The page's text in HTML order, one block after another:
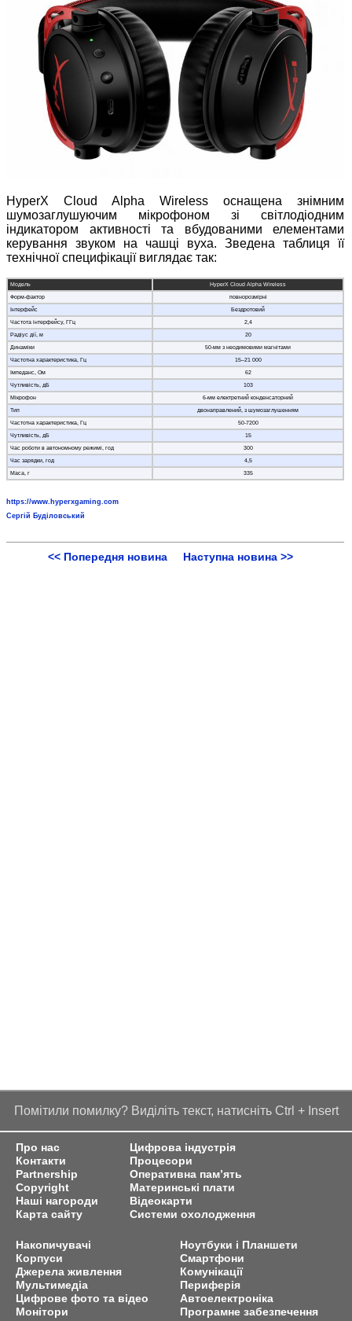
HyperX Cloud Alpha Wireless оснащена знімним
шумозаглушуючим мікрофоном зі світлодіодним
індикатором активності та вбудованими елементами
керування звуком на чашці вуха. Зведена таблиця її
технічної специфікації виглядає так:
Модель
HyperX Cloud Alpha Wireless
Форм-фактор
повнорозмірні
Інтерфейс
Бездротовий
Частота інтерфейсу, ГГц
2,4
Радіус дії, м
20
Динаміки
50-мм з неодимовими магнітами
Частотна характеристика, Гц
15–21 000
Імпеданс, Ом
62
Чутливість, дБ
103
Мікрофон
6-мм електретний конденсаторний
Тип
двонаправлений, з шумозаглушенням
Частотна характеристика, Гц
50-7200
Чутливість, дБ
15
Час роботи в автономному режимі, год
300
Час зарядки, год
4,5
Маса, г
335
https://www.hyperxgaming.com
Сергій Буділовський
<< Попередня новина Наступна новина >>
Помітили помилку? Виділіть текст, натисніть Ctrl + Insert
Про нас
Контакти
Partnership
Copyright
Наші нагороди
Карта сайту
Цифрова індустрія
Процесори
Оперативна пам’ять
Материнські плати
Відеокарти
Системи охолодження
Накопичувачі
Корпуси
Джерела живлення
Мультимедіа
Цифрове фото та відео
Монітори
Ноутбуки і Планшети
Смартфони
Комунікації
Периферія
Автоелектроніка
Програмне забезпечення